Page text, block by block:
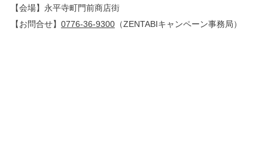
【会場】 永平寺町門前商店街
【お問合せ】 0776-36-9300（ZENTABIキャンペーン事務局）